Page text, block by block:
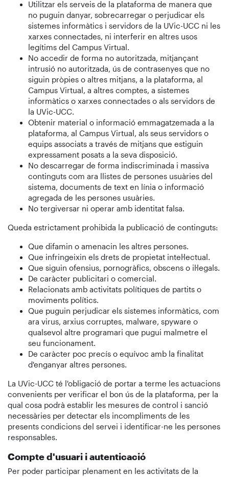
Utilitzar els serveis de la plataforma de manera que
no puguin danyar, sobrecarregar o perjudicar els
sistemes informàtics i servidors de la UVic-UCC ni les
xarxes connectades, ni interferir en altres usos
legítims del Campus Virtual.
No accedir de forma no autoritzada, mitjançant
intrusió no autoritzada, ús de contrasenyes que no
siguin pròpies o altres mitjans, a la plataforma, al
Campus Virtual, a altres comptes, a sistemes
informàtics o xarxes connectades o als servidors de
la UVic-UCC.
Obtenir material o informació emmagatzemada a la
plataforma, al Campus Virtual, als seus servidors o
equips associats a través de mitjans que estiguin
expressament posats a la seva disposició.
No descarregar de forma indiscriminada i massiva
continguts com ara llistes de persones usuàries del
sistema, documents de text en línia o informació
agregada de les persones usuàries.
No tergiversar ni operar amb identitat falsa.
Queda estrictament prohibida la publicació de continguts:
Que difamin o amenacin les altres persones.
Que infringeixin els drets de propietat intel·lectual.
Que siguin ofensius, pornogràfics, obscens o il·legals.
De caràcter publicitari o comercial.
Relacionats amb activitats polítiques de partits o
moviments polítics.
Que puguin perjudicar els sistemes informàtics, com
ara virus, arxius corruptes, malware, spyware o
qualsevol altre programari que pugui malmetre el
seu funcionament.
De caràcter poc precís o equívoc amb la finalitat
d'enganyar altres persones.
La UVic-UCC té l'obligació de portar a terme les actuacions
convenients per verificar el bon ús de la plataforma, per la
qual cosa podrà establir les mesures de control i sanció
necessàries per detectar els incompliments de les
presents condicions del servei i identificar-ne les persones
responsables.
Compte d'usuari i autenticació
Per poder participar plenament en les activitats de la